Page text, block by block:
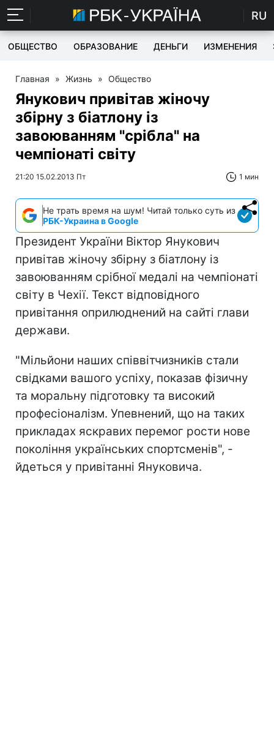
RU
ОБЩЕСТВО ОБРАЗОВАНИЕ ДЕНЬГИ ИЗМЕНЕНИЯ
Главная » Жизнь » Общество
Янукович привітав жіночу
збірну з біатлону із
завоюванням "срібла" на
чемпіонаті світу
21:20 15.02.2013 Пт 1 мин
Не трать время на шум! Читай только суть из
РБК-Украина в Google
Президент України Віктор Янукович
привітав жіночу збірну з біатлону із
завоюванням срібної медалі на чемпіонаті
світу в Чехії. Текст відповідного
привітання оприлюднений на сайті глави
держави.
"Мільйони наших співвітчизників стали
свідками вашого успіху, показав фізичну
та моральну підготовку та високий
професіоналізм. Упевнений, що на таких
прикладах яскравих перемог рости нове
покоління українських спортсменів", -
йдеться у привітанні Януковича.